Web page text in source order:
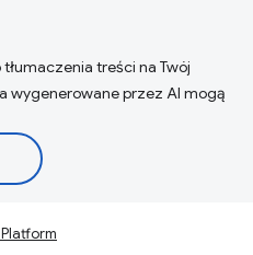
treści na Twój
wygenerowane przez AI mogą